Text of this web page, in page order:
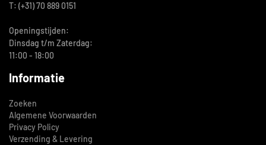
T: (+31) 70 889 0151
Openingstijden:
Dinsdag t/m Zaterdag:
11:00 - 18:00
Informatie
Zoeken
Algemene Voorwaarden
Privacy Policy
Verzending & Levering